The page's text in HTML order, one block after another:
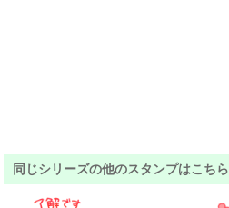
同じシリーズの他のスタンプはこちら